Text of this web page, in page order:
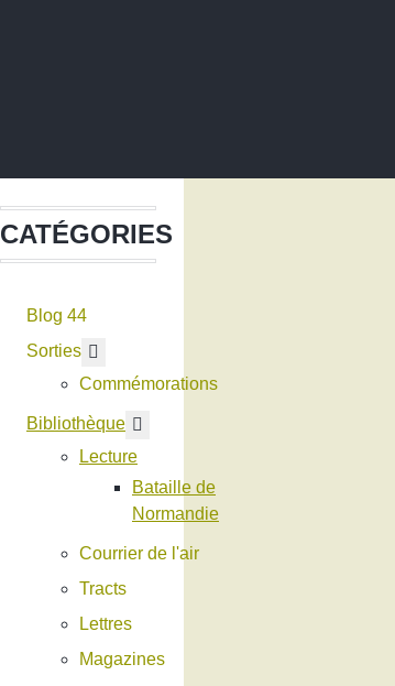
CATÉGORIES
Blog 44
Sorties
Commémorations
Bibliothèque
Lecture
Bataille de
Normandie
Courrier de l'air
Tracts
Lettres
Magazines